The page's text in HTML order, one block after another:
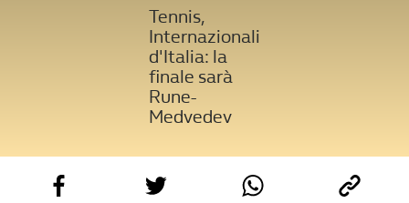
Tennis,
Internazionali
d'Italia: la
finale sarà
Rune-
Medvedev